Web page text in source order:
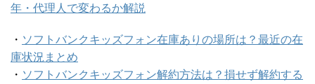
年・代理人で変わるか解説
・ ソフトバンクキッズフォン在庫ありの場所は？最近の在
庫状況まとめ
・ ソフトバンクキッズフォン解約方法は？損せず解約する